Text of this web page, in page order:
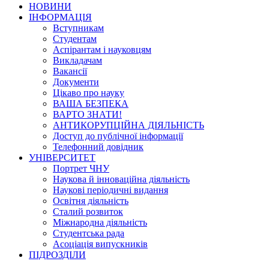
НОВИНИ
ІНФОРМАЦІЯ
Вступникам
Студентам
Аспірантам і науковцям
Викладачам
Вакансії
Документи
Цікаво про науку
ВАША БЕЗПЕКА
ВАРТО ЗНАТИ!
АНТИКОРУПЦІЙНА ДІЯЛЬНІСТЬ
Доступ до публічної інформації
Телефонний довідник
УНІВЕРСИТЕТ
Портрет ЧНУ
Наукова й інноваційна діяльність
Наукові періодичні видання
Освітня діяльність
Сталий розвиток
Міжнародна діяльність
Студентська рада
Асоціація випускників
ПІДРОЗДІЛИ